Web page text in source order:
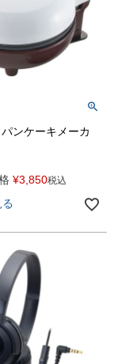
ンケーキメーカ
¥3,850税込